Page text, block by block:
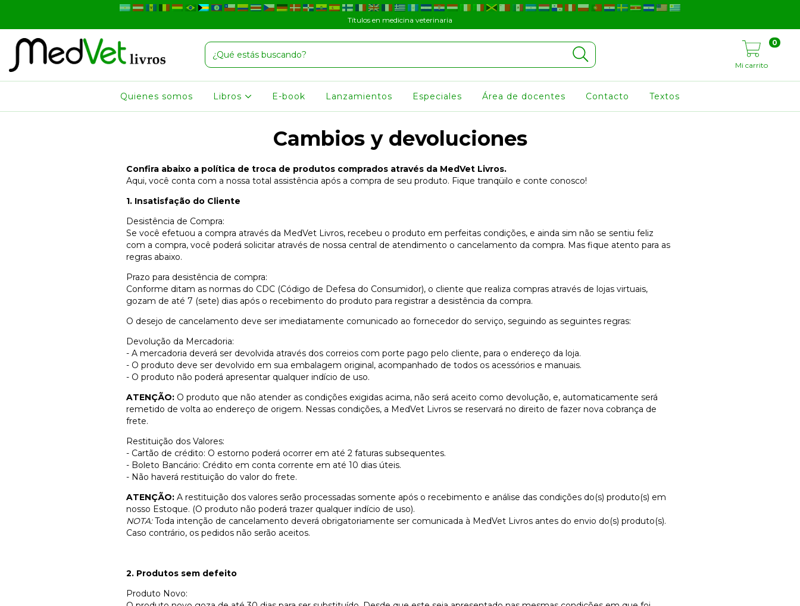
Títulos en medicina veterinaria
Mi carrito
0
Quienes somos Libros E-book Lanzamientos Especiales Área de docentes Contacto Textos
Cambios y devoluciones
Confira abaixo a política de troca de produtos comprados através da MedVet Livros.
Aqui, você conta com a nossa total assistência após a compra de seu produto. Fique tranqüilo e conte conosco!
1. Insatisfação do Cliente
Desistência de Compra:
Se você efetuou a compra através da MedVet Livros, recebeu o produto em perfeitas condições, e ainda sim não se sentiu feliz
com a compra, você poderá solicitar através de nossa central de atendimento o cancelamento da compra. Mas fique atento para as
regras abaixo.
Prazo para desistência de compra:
Conforme ditam as normas do CDC (Código de Defesa do Consumidor), o cliente que realiza compras através de lojas virtuais,
gozam de até 7 (sete) dias após o recebimento do produto para registrar a desistência da compra.
O desejo de cancelamento deve ser imediatamente comunicado ao fornecedor do serviço, seguindo as seguintes regras:
Devolução da Mercadoria:
- A mercadoria deverá ser devolvida através dos correios com porte pago pelo cliente, para o endereço da loja.
- O produto deve ser devolvido em sua embalagem original, acompanhado de todos os acessórios e manuais.
- O produto não poderá apresentar qualquer indício de uso.
ATENÇÃO: O produto que não atender as condições exigidas acima, não será aceito como devolução, e, automaticamente será
remetido de volta ao endereço de origem. Nessas condições, a MedVet Livros se reservará no direito de fazer nova cobrança de
frete.
Restituição dos Valores:
- Cartão de crédito: O estorno poderá ocorrer em até 2 faturas subsequentes.
- Boleto Bancário: Crédito em conta corrente em até 10 dias úteis.
- Não haverá restituição do valor do frete.
ATENÇÃO: A restituição dos valores serão processadas somente após o recebimento e análise das condições do(s) produto(s) em
nosso Estoque. (O produto não poderá trazer qualquer indício de uso).
NOTA:Toda intenção de cancelamento deverá obrigatoriamente ser comunicada à MedVet Livros antes do envio do(s) produto(s).
Caso contrário, os pedidos não serão aceitos.
2. Produtos sem defeito
Produto Novo: